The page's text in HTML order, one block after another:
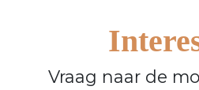
Vraag naar de